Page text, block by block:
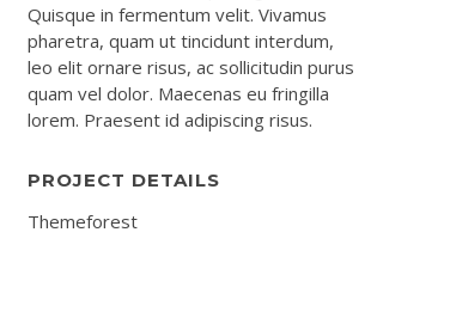
Quisque in fermentum velit. Vivamus
pharetra, quam ut tincidunt interdum,
leo elit ornare risus, ac sollicitudin purus
quam vel dolor. Maecenas eu fringilla
lorem. Praesent id adipiscing risus.
PROJECT DETAILS
Themeforest